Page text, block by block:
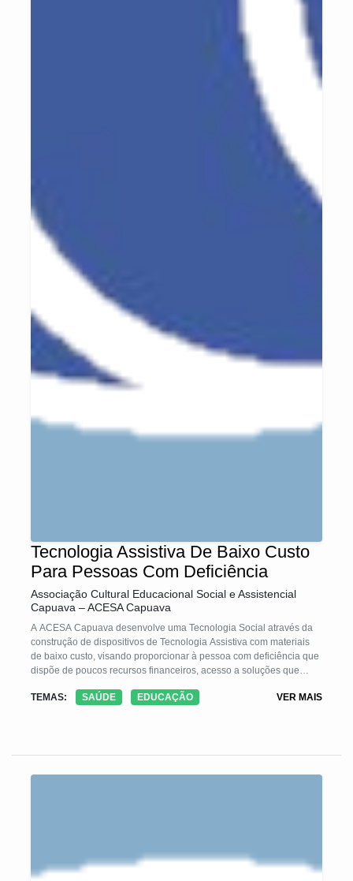
Tecnologia Assistiva De Baixo Custo
Para Pessoas Com Deficiência
Associação Cultural Educacional Social e Assistencial
Capuava – ACESA Capuava
A ACESA Capuava desenvolve uma Tecnologia Social através da
construção de dispositivos de Tecnologia Assistiva com materiais
de baixo custo, visando proporcionar à pessoa com deficiência que
dispõe de poucos recursos financeiros, acesso a soluções que
e inclusão social.
TEMAS: SAÚDE EDUCAÇÃO VER MAIS